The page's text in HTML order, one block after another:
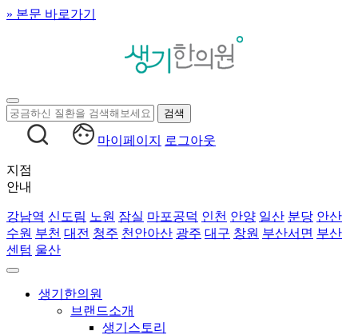
» 본문 바로가기
마이페이지 로그아웃
지점
안내
강남역 신도림 노원 잠실 마포공덕 인천 안양 일산 분당 안산
수원 부천 대전 청주 천안아산 광주 대구 창원 부산서면 부산
센텀 울산
생기한의원
브랜드소개
생기스토리